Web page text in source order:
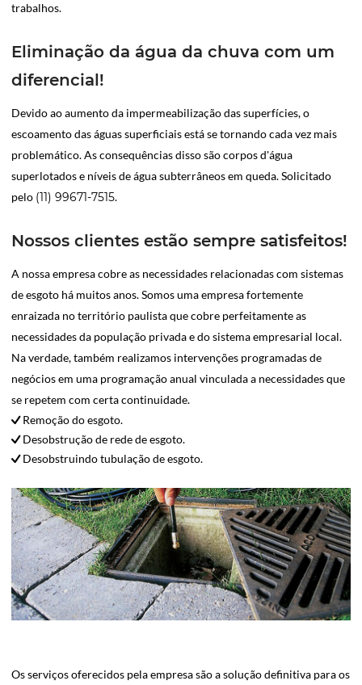
trabalhos.
Eliminação da água da chuva com um
diferencial!
Devido ao aumento da impermeabilização das superfícies, o
escoamento das águas superficiais está se tornando cada vez mais
problemático. As consequências disso são corpos d'água
superlotados e níveis de água subterrâneos em queda. Solicitado
pelo (11) 99671-7515.
Nossos clientes estão sempre satisfeitos!
A nossa empresa cobre as necessidades relacionadas com sistemas
de esgoto há muitos anos. Somos uma empresa fortemente
enraizada no território paulista que cobre perfeitamente as
necessidades da população privada e do sistema empresarial local.
Na verdade, também realizamos intervenções programadas de
negócios em uma programação anual vinculada a necessidades que
se repetem com certa continuidade.
Remoção do esgoto.
Desobstrução de rede de esgoto.
Desobstruindo tubulação de esgoto.
Os serviços oferecidos pela empresa são a solução definitiva para os